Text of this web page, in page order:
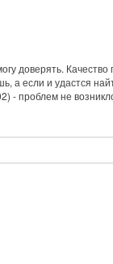
доверять.
а если и удастся
проблем не